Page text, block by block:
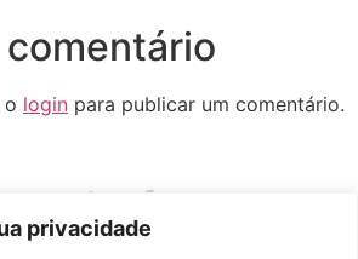
privacidade
o login para publicar um comentário.